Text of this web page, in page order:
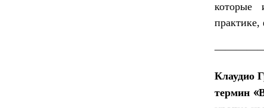
которые
практике,
Клаудио
термин